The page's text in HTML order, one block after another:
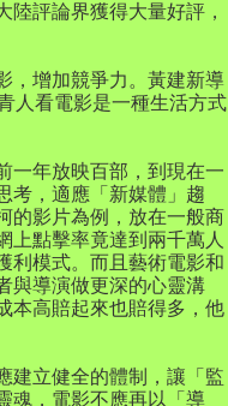
評論界獲得大量好評，
，增加競爭力。黃建新導
人看電影是一種生活方式
一年放映百部，到現在一
考，適應「新媒體」趨
的影片為例，放在一般商
上點擊率竟達到兩千萬人
利模式。而且藝術電影和
與導演做更深的心靈溝
本高賠起來也賠得多，他
建立健全的體制，讓「監
魂，電影不應再以「導